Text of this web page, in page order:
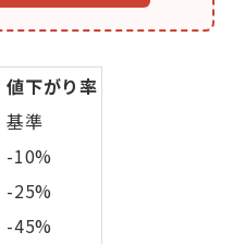
値下がり率
基準
-10%
-25%
-45%